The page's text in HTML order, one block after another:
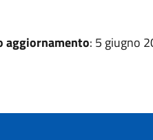
aggiornamento: 5 giugno